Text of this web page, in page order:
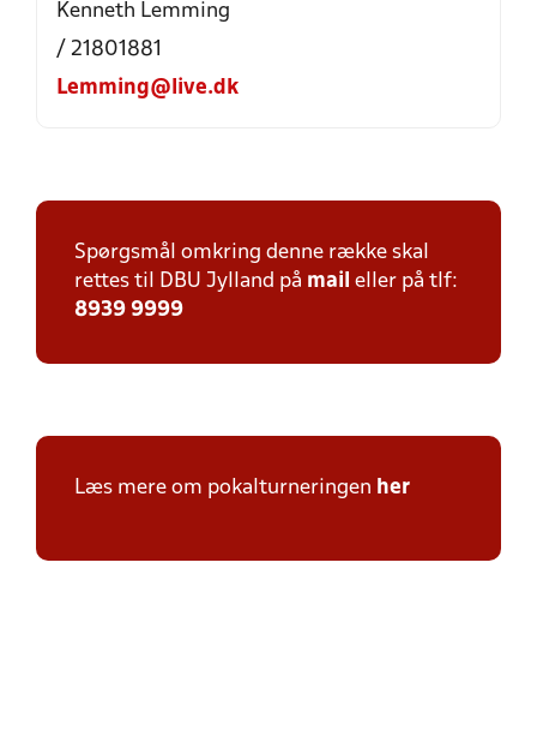
Kenneth Lemming
/ 21801881
Lemming@live.dk
Spørgsmål omkring denne række skal
rettes til DBU Jylland på mail eller på tlf:
8939 9999
Læs mere om pokalturneringen her